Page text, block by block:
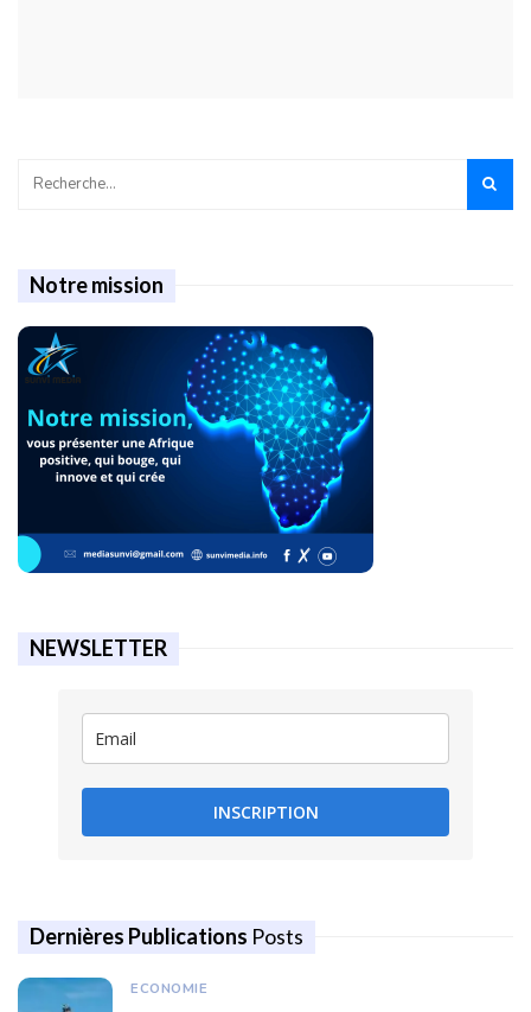
Notre mission
NEWSLETTER
INSCRIPTION
Dernières Publications Posts
ECONOMIE